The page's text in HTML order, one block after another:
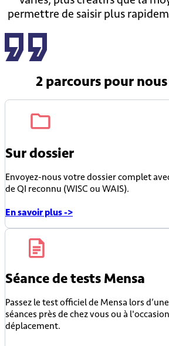
permettre de saisir plus
2 parcourspour
Sur dossier
Envoyez-nous votre dossier complet
de QI reconnu (WISC ou WAIS).
En savoir plus ->
Séance de tests Mensa
Passez le test officiel de Mensa lors
séances près de chez vous ou à
déplacement.